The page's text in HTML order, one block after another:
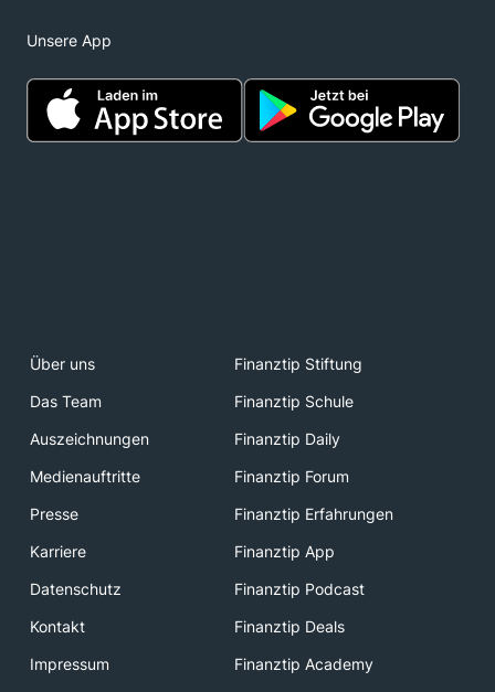
Unsere App
Über uns
Finanztip Stiftung
Das Team
Finanztip Schule
Auszeichnungen
Finanztip Daily
Medienauftritte
Finanztip Forum
Presse
Finanztip Erfahrungen
Karriere
Finanztip App
Datenschutz
Finanztip Podcast
Kontakt
Finanztip Deals
Impressum
Finanztip Academy